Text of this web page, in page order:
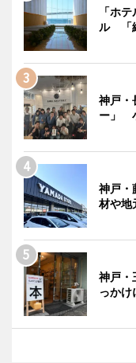
「ホ
ル 「
神戸・
ー」
神戸
材や地
神戸・
っかけ